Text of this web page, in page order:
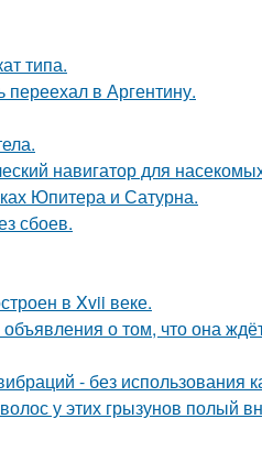
типа.
в Аргентину.
навигатор для
Юпитера и Сатурна.
сбоев.
в Xvii веке.
о том, что она
- без использования
у этих грызунов полый